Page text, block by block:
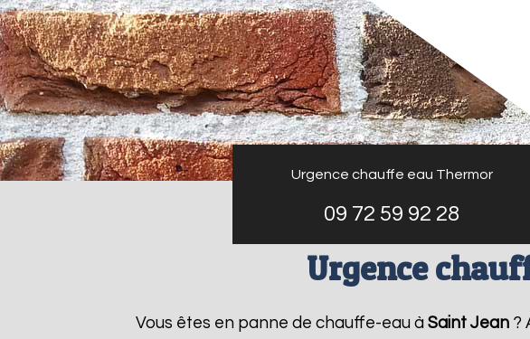
Urgence chauffe eau Thermor
09 72 59 92 28
Urgence
Vous êtes en panne de chauffe-eau à Saint Jean?